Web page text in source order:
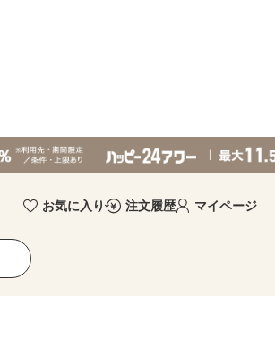
お気に入り 注文履歴 マイページ